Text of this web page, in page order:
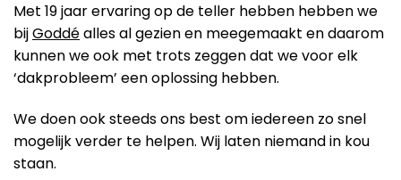
Met 19 jaar ervaring op de teller hebben hebben we
bijGoddéalles al gezien en meegemaakt en daarom
kunnen we ook met trots zeggen dat we voor elk
‘dakprobleem’ een oplossing hebben.
We doen ook steeds ons best om iedereen zo snel
mogelijk verder te helpen. Wij laten niemand in kou
staan.